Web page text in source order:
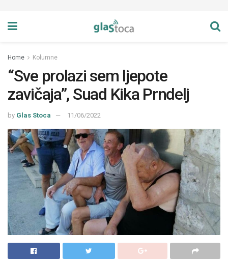
Home Kolumne
“Sve prolazi sem ljepote
zavičaja”, Suad Kika Prndelj
by Glas Stoca 11/06/2022